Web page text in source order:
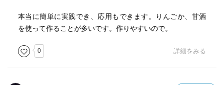
本当に簡単に実践でき、応用もできます。りんごか、甘酒
を使って作ることが多いです。作りやすいので。
0 詳細をみる